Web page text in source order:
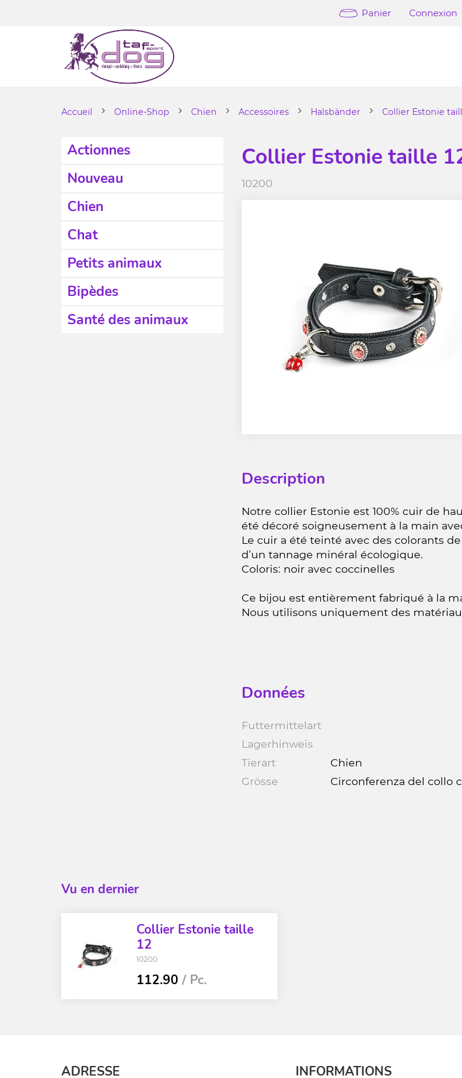
Panier Connexion
Accueil Online-Shop Chien Accessoires Halsbänder Collier Estonie
Actionnes
Nouveau
Chien
Chat
Petits animaux
Bipèdes
Santé des animaux
Collier Estonie taille
10200
Description
Notre collier Estonie est 100% cuir de
été décoré soigneusement à la main
Le cuir a été teinté avec des colorants
d’un tannage minéral écologique.
Coloris: noir avec coccinelles
Ce bijou est entièrement fabriqué à la
Nous utilisons uniquement des
Données
Futtermittelart
Lagerhinweis
Tierart
Chien
Grösse
Circonferenza del collo
Vu en dernier
Collier Estonie taille
12
10200
112.90 / Pc.
ADRESSE INFORMATIONS